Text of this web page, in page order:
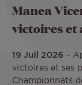
Manea
victoires et
19 Juil 2026
victoires et ses
Championnats